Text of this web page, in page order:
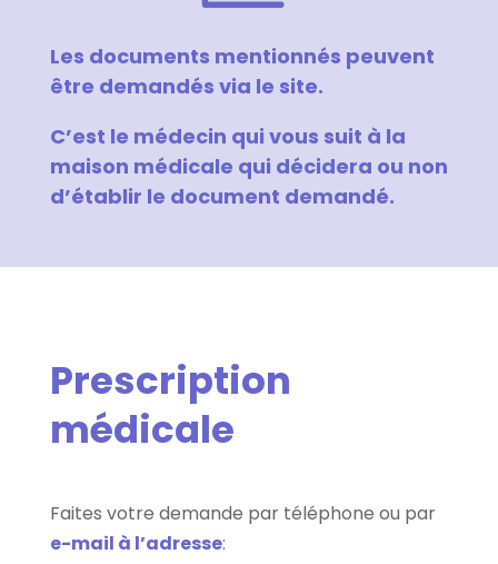
Les documents mentionnés peuvent
être demandés via le site.
C’est le médecin qui vous suit à la
maison médicale qui décidera ou non
d’établir le document demandé.
Prescription
médicale
Faites votre demande par téléphone ou par
e-mail à l’adresse: